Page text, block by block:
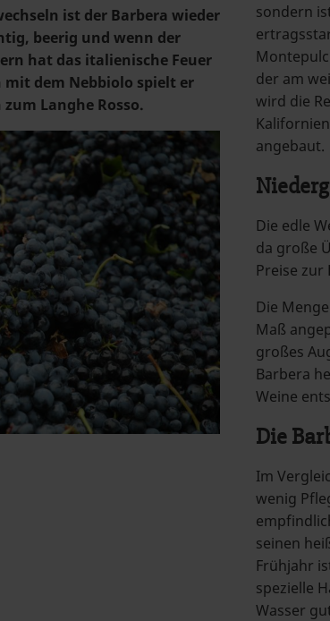
ist der Barbera wieder
beerig und wenn der
hat das italienische Feuer
dem Nebbiolo spielt er
Langhe Rosso.
sondern
der am
wird die
angebaut.
Die edle
da große
Preise zur
Die
Maß
großes
Barbera
Weine
Die
Im
wenig
seinen
Frühjahr
spezielle
Wasser